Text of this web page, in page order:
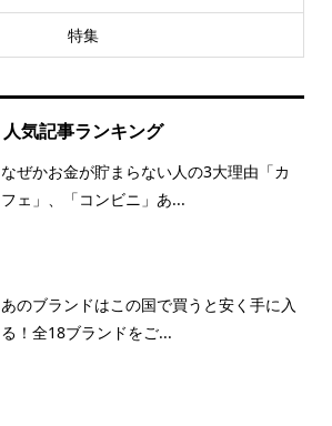
特集
人気記事ランキング
なぜかお金が貯まらない人の3大理由「カ
フェ」、「コンビニ」あ...
あのブランドはこの国で買うと安く手に入
る！全18ブランドをご...